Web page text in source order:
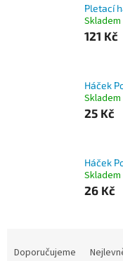
Pletací
Skladem
121 Kč
Háček
Skladem
25 Kč
Háček
Skladem
26 Kč
Doporučujeme